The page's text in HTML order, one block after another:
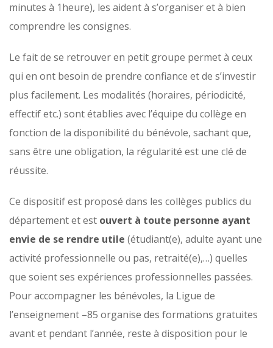
minutes à 1heure), les aident à s’organiser et à bien
comprendre les consignes.
Le fait de se retrouver en petit groupe permet à ceux
qui en ont besoin de prendre confiance et de s’investir
plus facilement. Les modalités (horaires, périodicité,
effectif etc.) sont établies avec l’équipe du collège en
fonction de la disponibilité du bénévole, sachant que,
sans être une obligation, la régularité est une clé de
réussite.
Ce dispositif est proposé dans les collèges publics du
département et est ouvert à toute personne ayant
envie de se rendre utile (étudiant(e), adulte ayant une
activité professionnelle ou pas, retraité(e),…) quelles
que soient ses expériences professionnelles passées.
Pour accompagner les bénévoles, la Ligue de
l’enseignement –85 organise des formations gratuites
avant et pendant l’année, reste à disposition pour le